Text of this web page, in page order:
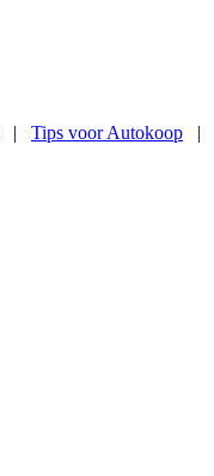
| Tips voor Autokoop |